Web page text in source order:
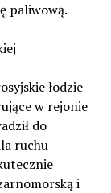
paliwową.
łodzie
w rejonie
do
ruchu
i